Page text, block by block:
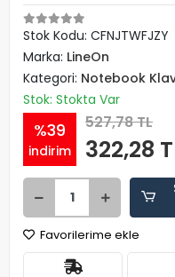
Stok Kodu: CFNJTWFJZY
Marka: LineOn
Kategori: Notebook
Stok: Stokta Var
%39
indirim
527,78 TL
322,28
Favorilerime ekle